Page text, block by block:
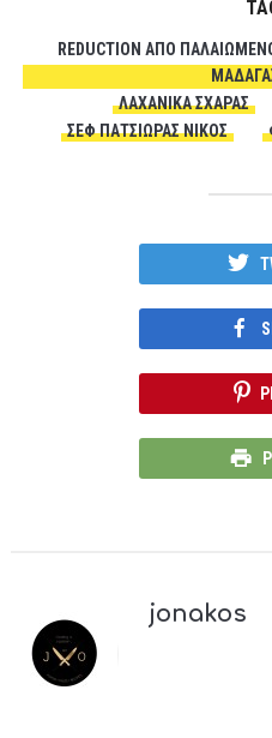
REDUCTION ΑΠΌ
ΛΑΧΑΝΙΚΆ ΣΧΆΡΑΣ
ΣΕΦ ΠΑΤΣΙΏΡΑΣ ΝΊΚΟΣ
jonakos